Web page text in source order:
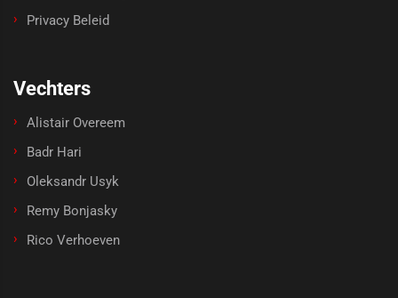
Privacy Beleid
Vechters
Alistair Overeem
Badr Hari
Oleksandr Usyk
Remy Bonjasky
Rico Verhoeven